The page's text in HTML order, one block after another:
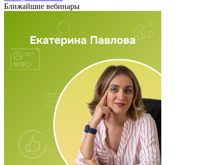
Ближайшие вебинары